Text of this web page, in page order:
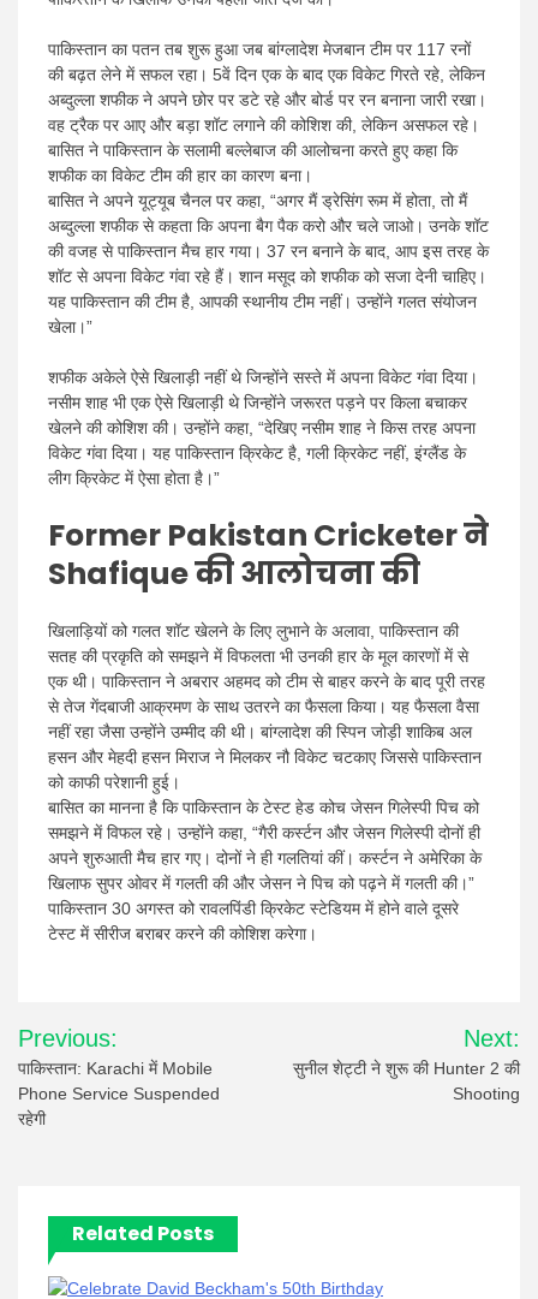
पाकिस्तान का पतन तब शुरू हुआ जब बांग्लादेश मेजबान टीम पर 117 रनों
की बढ़त लेने में सफल रहा। 5वें दिन एक के बाद एक विकेट गिरते रहे, लेकिन
अब्दुल्ला शफीक ने अपने छोर पर डटे रहे और बोर्ड पर रन बनाना जारी रखा।
वह ट्रैक पर आए और बड़ा शॉट लगाने की कोशिश की, लेकिन असफल रहे।
बासित ने पाकिस्तान के सलामी बल्लेबाज की आलोचना करते हुए कहा कि
शफीक का विकेट टीम की हार का कारण बना।
बासित ने अपने यूट्यूब चैनल पर कहा, “अगर मैं ड्रेसिंग रूम में होता, तो मैं
अब्दुल्ला शफीक से कहता कि अपना बैग पैक करो और चले जाओ। उनके शॉट
की वजह से पाकिस्तान मैच हार गया। 37 रन बनाने के बाद, आप इस तरह के
शॉट से अपना विकेट गंवा रहे हैं। शान मसूद को शफीक को सजा देनी चाहिए।
यह पाकिस्तान की टीम है, आपकी स्थानीय टीम नहीं। उन्होंने गलत संयोजन
खेला।”
शफीक अकेले ऐसे खिलाड़ी नहीं थे जिन्होंने सस्ते में अपना विकेट गंवा दिया।
नसीम शाह भी एक ऐसे खिलाड़ी थे जिन्होंने जरूरत पड़ने पर किला बचाकर
खेलने की कोशिश की। उन्होंने कहा, “देखिए नसीम शाह ने किस तरह अपना
विकेट गंवा दिया। यह पाकिस्तान क्रिकेट है, गली क्रिकेट नहीं, इंग्लैंड के
लीग क्रिकेट में ऐसा होता है।”
Former Pakistan Cricketer ने
Shafique की आलोचना की
खिलाड़ियों को गलत शॉट खेलने के लिए लुभाने के अलावा, पाकिस्तान की
सतह की प्रकृति को समझने में विफलता भी उनकी हार के मूल कारणों में से
एक थी। पाकिस्तान ने अबरार अहमद को टीम से बाहर करने के बाद पूरी तरह
से तेज गेंदबाजी आक्रमण के साथ उतरने का फैसला किया। यह फैसला वैसा
नहीं रहा जैसा उन्होंने उम्मीद की थी। बांग्लादेश की स्पिन जोड़ी शाकिब अल
हसन और मेहदी हसन मिराज ने मिलकर नौ विकेट चटकाए जिससे पाकिस्तान
को काफी परेशानी हुई।
बासित का मानना ​​है कि पाकिस्तान के टेस्ट हेड कोच जेसन गिलेस्पी पिच को
समझने में विफल रहे। उन्होंने कहा, “गैरी कर्स्टन और जेसन गिलेस्पी दोनों ही
अपने शुरुआती मैच हार गए। दोनों ने ही गलतियां कीं। कर्स्टन ने अमेरिका के
खिलाफ सुपर ओवर में गलती की और जेसन ने पिच को पढ़ने में गलती की।”
पाकिस्तान 30 अगस्त को रावलपिंडी क्रिकेट स्टेडियम में होने वाले दूसरे
टेस्ट में सीरीज बराबर करने की कोशिश करेगा।
Post
navigation
Previous:
पाकिस्तान: Karachi में Mobile
Phone Service Suspended
रहेगी
Next:
सुनील शेट्टी ने शुरू की Hunter 2 की
Shooting
Related Posts